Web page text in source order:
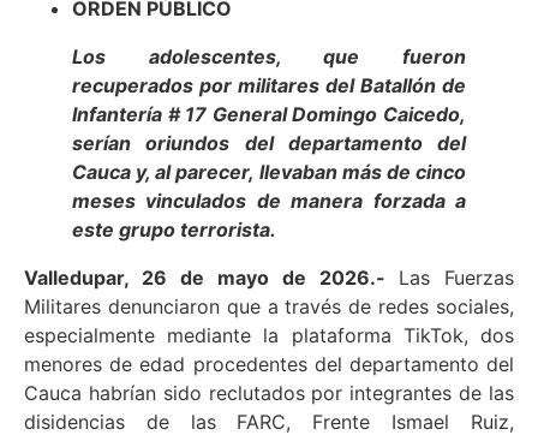
ORDEN PÚBLICO
Los adolescentes, que fueron
recuperados por militares del Batallón de
Infantería # 17 General Domingo Caicedo,
serían oriundos del departamento del
Cauca y, al parecer, llevaban más de cinco
meses vinculados de manera forzada a
este grupo terrorista.
Valledupar, 26 de mayo de 2026.- Las Fuerzas
Militares denunciaron que a través de redes sociales,
especialmente mediante la plataforma TikTok, dos
menores de edad procedentes del departamento del
Cauca habrían sido reclutados por integrantes de las
disidencias de las FARC, Frente Ismael Ruiz,